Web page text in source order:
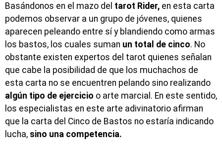
Basándonos en el mazo del tarot Rider, en esta carta
podemos observar a un grupo de jóvenes, quienes
aparecen peleando entre sí y blandiendo como armas
los bastos, los cuales suman un total de cinco. No
obstante existen expertos del tarot quienes señalan
que cabe la posibilidad de que los muchachos de
esta carta no se encuentren pelando sino realizando
algún tipo de ejercicio o arte marcial. En este sentido,
los especialistas en este arte adivinatorio afirman
que la carta del Cinco de Bastos no estaría indicando
lucha, sino una competencia.